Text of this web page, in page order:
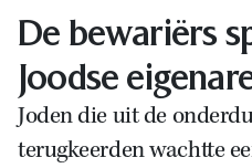
De bewariërs
Joodse
Joden die uit de
terugkeerden wachtte